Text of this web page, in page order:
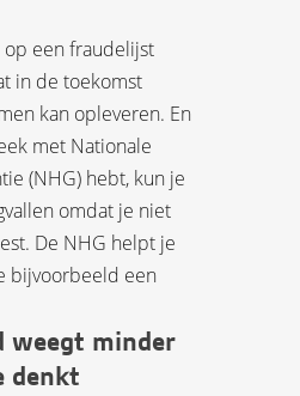
een fraudelijst
in de toekomst
kan opleveren. En
met Nationale
(NHG) hebt, kun je
omdat je niet
De NHG helpt je
bijvoorbeeld een
weegt minder
denkt